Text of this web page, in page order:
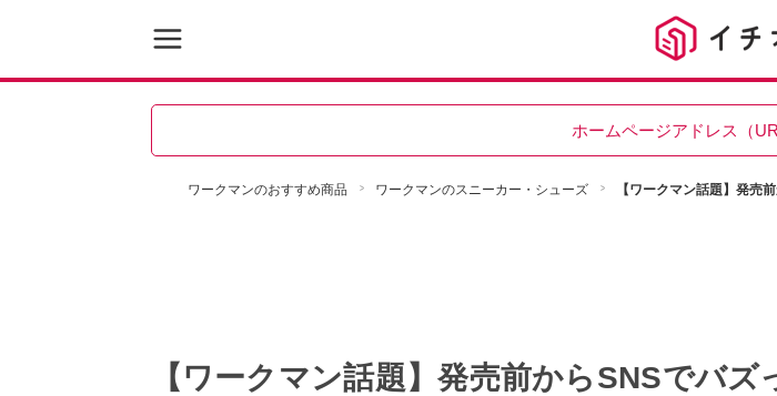
ホームページアドレス（
ワークマンのおすすめ商品 ワークマンのスニーカー・シューズ 【ワークマン話題】発売
【ワークマン話題】発売前からSNSでバズ